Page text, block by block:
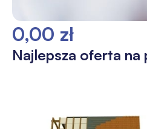
0,00 zł
Najlepsza oferta